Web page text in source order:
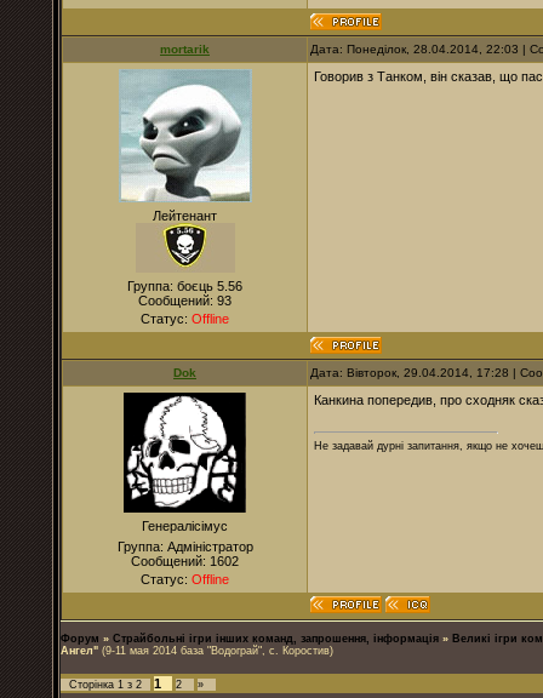
mortarik Дата: Понеділок, 28.04.2014, 22:03 |
Лейтенант
Группа: боєць 5.56
Сообщений: 93
Статус: Offline
Говорив з Танком, він сказав, що пас
Dok Дата: Вівторок, 29.04.2014, 17:28 |
Генералісімус
Группа: Адміністратор
Сообщений: 1602
Статус: Offline
Канкина попередив, про сходняк
Не задавай дурні запитання, якщо не
Форум » Страйбольні ігри інших команд, запрошення, інформація » Великі ігри
Ангел" (9-11 мая 2014 база "Водограй", с. Коростив)
Сторінка 1 з 2 1 2 »